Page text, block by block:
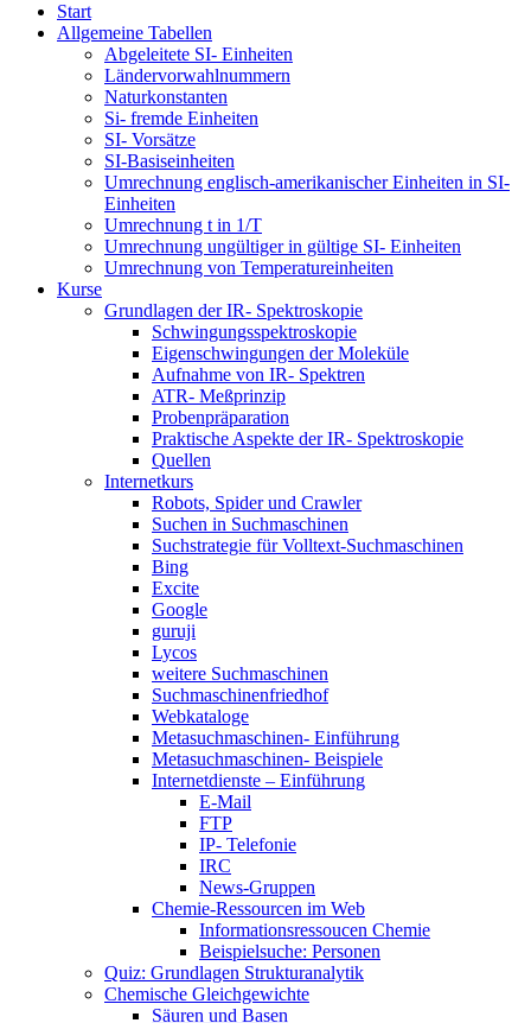
Start
Allgemeine Tabellen
Abgeleitete SI- Einheiten
Ländervorwahlnummern
Naturkonstanten
Si- fremde Einheiten
SI- Vorsätze
SI-Basiseinheiten
Umrechnung englisch-amerikanischer Einheiten in SI-
Einheiten
Umrechnung t in 1/T
Umrechnung ungültiger in gültige SI- Einheiten
Umrechnung von Temperatureinheiten
Kurse
Grundlagen der IR- Spektroskopie
Schwingungsspektroskopie
Eigenschwingungen der Moleküle
Aufnahme von IR- Spektren
ATR- Meßprinzip
Probenpräparation
Praktische Aspekte der IR- Spektroskopie
Quellen
Internetkurs
Robots, Spider und Crawler
Suchen in Suchmaschinen
Suchstrategie für Volltext-Suchmaschinen
Bing
Excite
Google
guruji
Lycos
weitere Suchmaschinen
Suchmaschinenfriedhof
Webkataloge
Metasuchmaschinen- Einführung
Metasuchmaschinen- Beispiele
Internetdienste – Einführung
E-Mail
FTP
IP- Telefonie
IRC
News-Gruppen
Chemie-Ressourcen im Web
Informationsressoucen Chemie
Beispielsuche: Personen
Quiz: Grundlagen Strukturanalytik
Chemische Gleichgewichte
Säuren und Basen